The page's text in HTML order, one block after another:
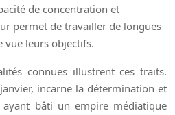
de concentration et
permet de travailler de longues
vue leurs objectifs.
connues illustrent ces traits.
incarne la détermination et
ayant bâti un empire médiatique